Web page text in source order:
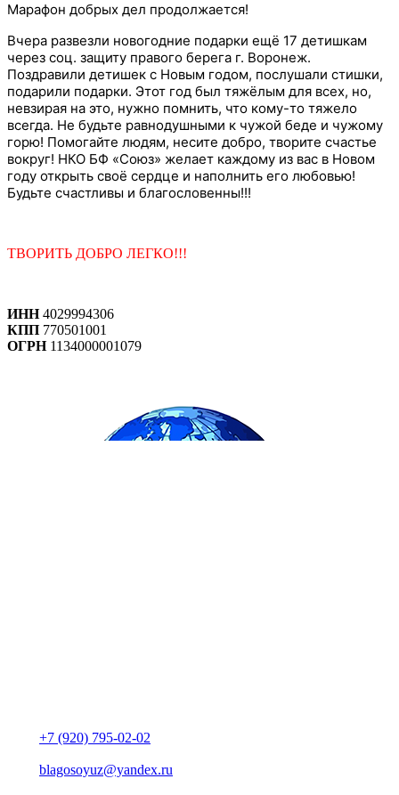
Марафон добрых дел продолжается!
Вчера развезли новогодние подарки ещё 17 детишкам
через соц. защиту правого берега г. Воронеж.
Поздравили детишек с Новым годом, послушали стишки,
подарили подарки. Этот год был тяжёлым для всех, но,
невзирая на это, нужно помнить, что кому-то тяжело
всегда. Не будьте равнодушными к чужой беде и чужому
горю! Помогайте людям, несите добро, творите счастье
вокруг! НКО БФ «Союз» желает каждому из вас в Новом
году открыть своё сердце и наполнить его любовью!
Будьте счастливы и благословенны!!!
ТВОРИТЬ ДОБРО ЛЕГКО!!!
ИНН4029994306
КПП 770501001
ОГРН1134000001079
+7 (920) 795-02-02
blagosoyuz@yandex.ru